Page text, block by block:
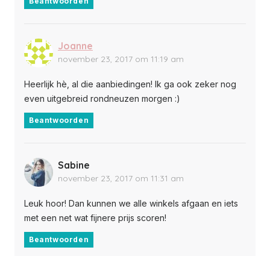
Joanne
november 23, 2017 om 11:19 am
Heerlijk hè, al die aanbiedingen! Ik ga ook zeker nog
even uitgebreid rondneuzen morgen :)
Beantwoorden
Sabine
november 23, 2017 om 11:31 am
Leuk hoor! Dan kunnen we alle winkels afgaan en iets
met een net wat fijnere prijs scoren!
Beantwoorden